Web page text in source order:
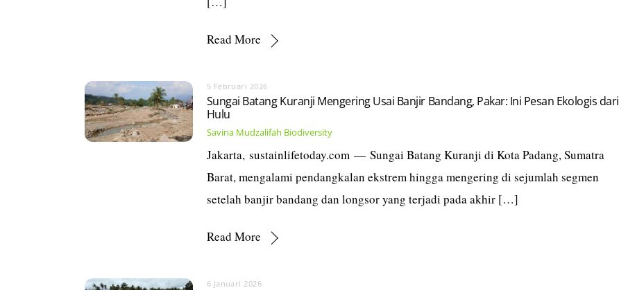
Read More
5 Februari 2026
Sungai Batang Kuranji Mengering Usai Banjir Bandang, Pakar: Ini Pesan Ekologis dari
Hulu
Savina Mudzalifah Biodiversity
Jakarta, sustainlifetoday.com — Sungai Batang Kuranji di Kota Padang, Sumatra
Barat, mengalami pendangkalan ekstrem hingga mengering di sejumlah segmen
setelah banjir bandang dan longsor yang terjadi pada akhir […]
Read More
6 Januari 2026